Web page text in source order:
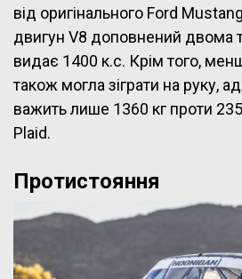
від оригінального Ford
двигун V8 доповнений двома
видає 1400 к.с. Крім того,
також могла зіграти на руку,
важить лише 1360 кг проти
Plaid.
Протистояння